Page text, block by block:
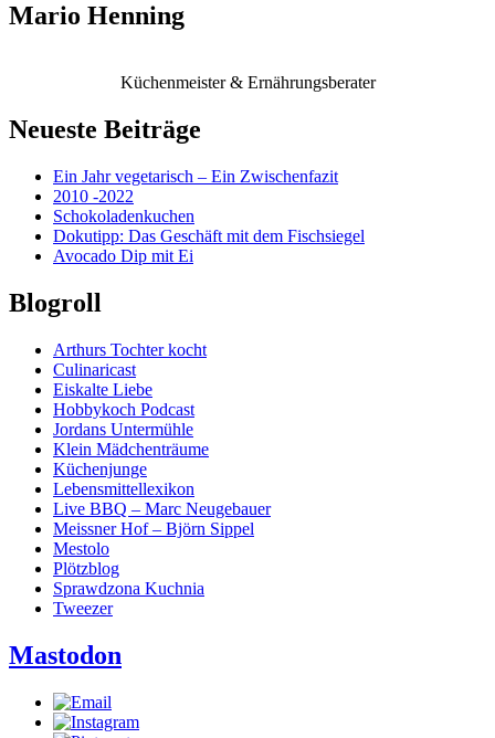
Mario Henning
Küchenmeister & Ernährungsberater
Neueste Beiträge
Ein Jahr vegetarisch – Ein Zwischenfazit
2010 -2022
Schokoladenkuchen
Dokutipp: Das Geschäft mit dem Fischsiegel
Avocado Dip mit Ei
Blogroll
Arthurs Tochter kocht
Culinaricast
Eiskalte Liebe
Hobbykoch Podcast
Jordans Untermühle
Klein Mädchenträume
Küchenjunge
Lebensmittellexikon
Live BBQ – Marc Neugebauer
Meissner Hof – Björn Sippel
Mestolo
Plötzblog
Sprawdzona Kuchnia
Tweezer
Mastodon